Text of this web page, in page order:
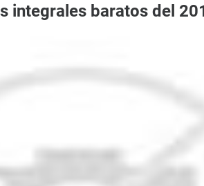
integrales baratos del